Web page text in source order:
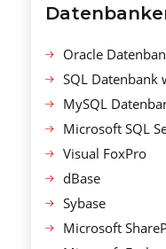
Oracle
SQL Datenbank
MySQL
Microsoft SQL
Visual FoxPro
dBase
Sybase
Microsoft